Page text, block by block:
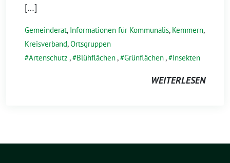
[…]
Gemeinderat, Informationen für Kommunalis, Kemmern,
Kreisverband,Ortsgruppen
Artenschutz , Blühflächen, Grünflächen, Insekten
WEITERLESEN